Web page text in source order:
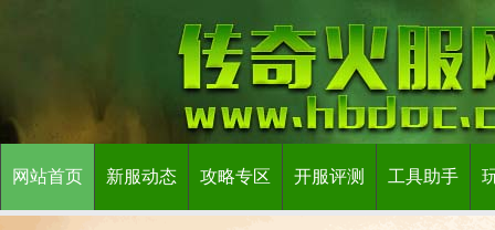
网站首页 新服动态 攻略专区 开服评测 工具助手